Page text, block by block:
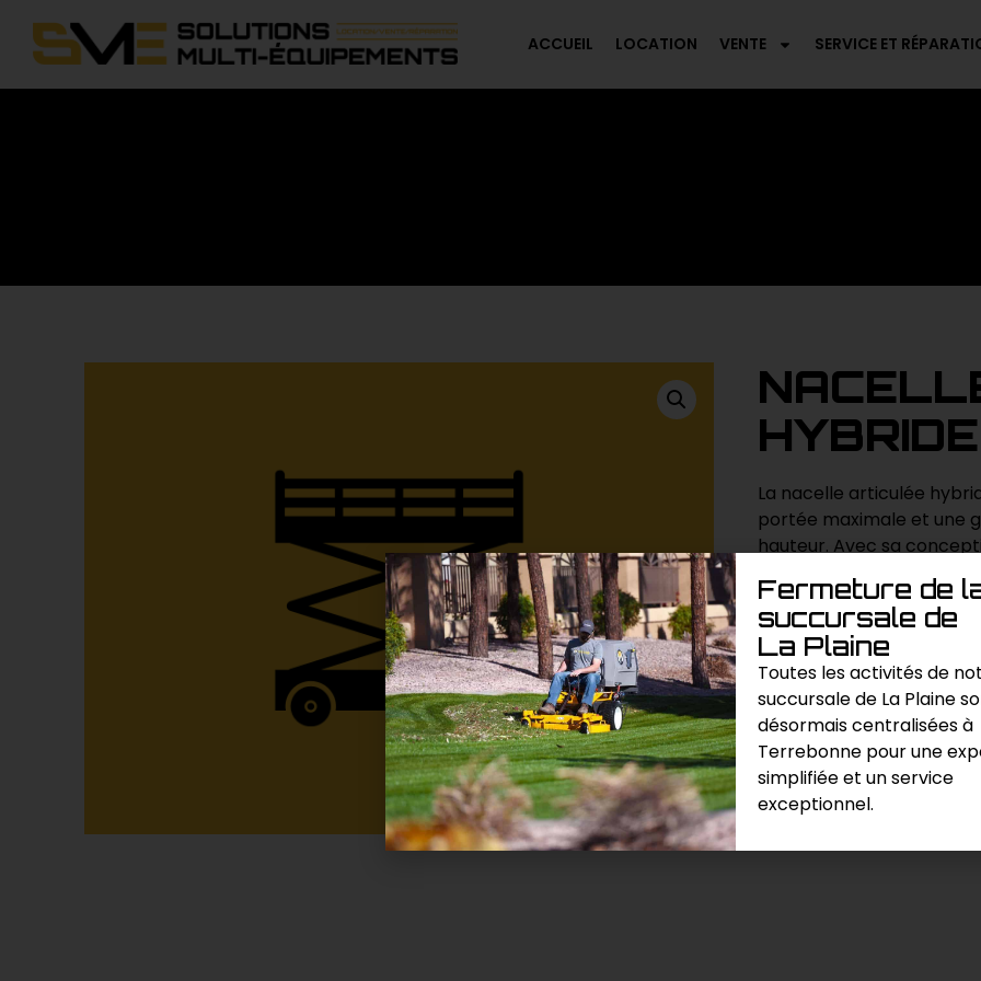
ACCUEIL LOCATION VENTE SERVICE ET
La nacelle articulée
portée maximale et une
hauteur. Avec sa
efficace et sécurisée
améliorant ainsi la
Demande de prix
Catégories : Élévation /
Fermeture de
succursale de
La Plaine
Toutes les activités de
succursale de La Plaine
désormais centralisées à
Terrebonne pour une
simplifiée et un service
exceptionnel.